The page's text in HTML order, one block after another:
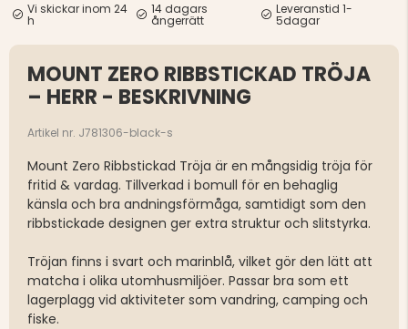
Vi skickar inom 24
h
14 dagars
ångerrätt
Leveranstid 1-
5dagar
MOUNT ZERO RIBBSTICKAD TRÖJA
– HERR - BESKRIVNING
Artikel nr. J781306-black-s
Mount Zero Ribbstickad Tröja är en mångsidig tröja för
fritid & vardag. Tillverkad i bomull för en behaglig
känsla och bra andningsförmåga, samtidigt som den
ribbstickade designen ger extra struktur och slitstyrka.
Tröjan finns i svart och marinblå, vilket gör den lätt att
matcha i olika utomhusmiljöer. Passar bra som ett
lagerplagg vid aktiviteter som vandring, camping och
fiske.